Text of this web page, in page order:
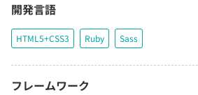
開発言語
HTML5+CSS3 Ruby Sass
フレームワーク